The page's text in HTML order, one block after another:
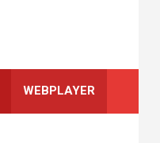
WEBPLAYER